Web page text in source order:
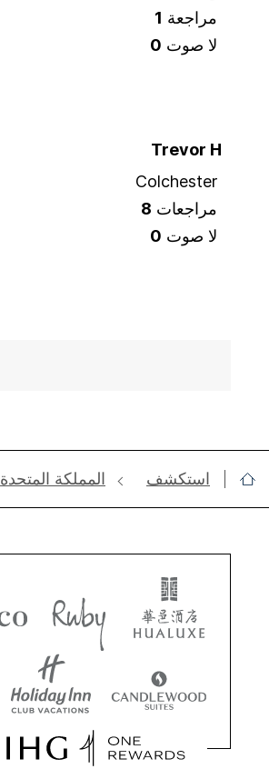
استكشف ‫‫المملكة المتحدة